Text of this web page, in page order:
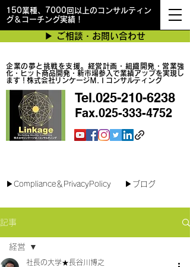
150業種、7000回以上のコンサルティン
グ＆コーチング実績！
企業の夢と挑戦を支援。経営計画・組織開発・営業強
化・ヒット商品開発・新市場参入で業績アップを実現し
ます！株式会社リンケージＭ.Ｉコンサルティング
▶︎ ご相談・お問い合わせ
Tel.025-210-6238
Fax.025-333-4752
▶︎Compliance＆PrivacyPolicy ▶︎ブログ
記事
経営
社長の大学★長谷川博之